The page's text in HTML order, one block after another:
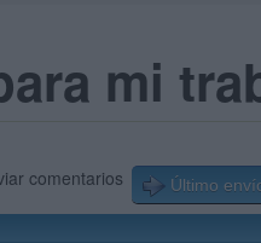
mi
comentarios Último